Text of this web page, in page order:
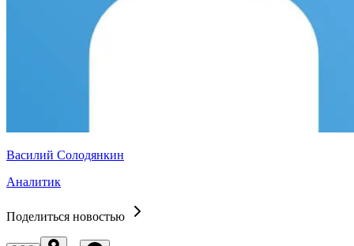
Василий Солодянкин
Аналитик
Поделиться новостью